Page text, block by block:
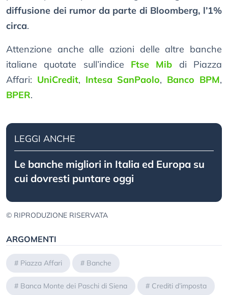
diffusione dei rumor da parte di Bloomberg, l’1%
circa.
Attenzione anche alle azioni delle altre banche
italiane quotate sull’indice Ftse Mib di Piazza
Affari: UniCredit, Intesa SanPaolo, Banco BPM,
BPER.
LEGGI ANCHE
Le banche migliori in Italia ed Europa su
cui dovresti puntare oggi
© RIPRODUZIONE RISERVATA
ARGOMENTI
# Piazza Affari # Banche
# Banca Monte dei Paschi di Siena # Crediti d’imposta